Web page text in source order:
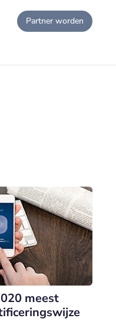
Partner worden
meest